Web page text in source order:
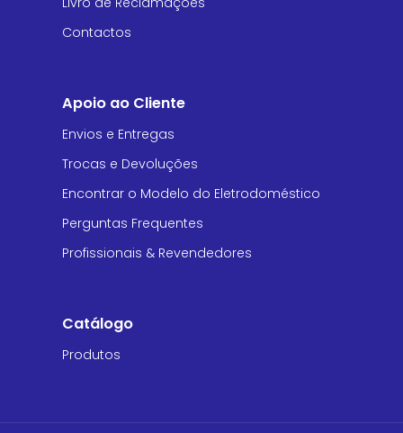
Contactos
Apoio ao Cliente
Envios e Entregas
Trocas e Devoluções
Encontrar o Modelo do Eletrodoméstico
Perguntas Frequentes
Profissionais & Revendedores
Catálogo
Produtos